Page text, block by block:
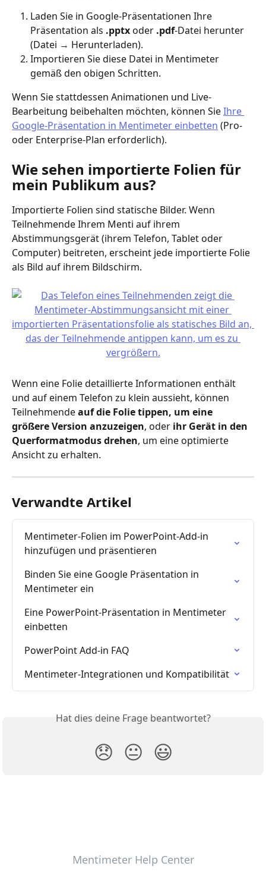
Laden Sie in Google-Präsentationen Ihre
Präsentation als .pptx oder .pdf-Datei herunter
(Datei → Herunterladen).
Importieren Sie diese Datei in Mentimeter
gemäß den obigen Schritten.
Wenn Sie stattdessen Animationen und Live-
Bearbeitung beibehalten möchten, können Sie Ihre
Google-Präsentation in Mentimeter einbetten (Pro-
oder Enterprise-Plan erforderlich).
Wie sehen importierte Folien für
mein Publikum aus?
Importierte Folien sind statische Bilder. Wenn
Teilnehmende Ihrem Menti auf ihrem
Abstimmungsgerät (ihrem Telefon, Tablet oder
Computer) beitreten, erscheint jede importierte Folie
als Bild auf ihrem Bildschirm.
Wenn eine Folie detaillierte Informationen enthält
und auf einem Telefon zu klein aussieht, können
Teilnehmende auf die Folie tippen, um eine
größere Version anzuzeigen, oder ihr Gerät in den
Querformatmodus drehen, um eine optimierte
Ansicht zu erhalten.
Verwandte Artikel
Mentimeter-Folien im PowerPoint-Add-in
hinzufügen und präsentieren
Binden Sie eine Google Präsentation in
Mentimeter ein
Eine PowerPoint-Präsentation in Mentimeter
einbetten
PowerPoint Add-in FAQ
Mentimeter-Integrationen und Kompatibilität
Hat dies deine Frage beantwortet?
😞 😐 😃
Mentimeter Help Center